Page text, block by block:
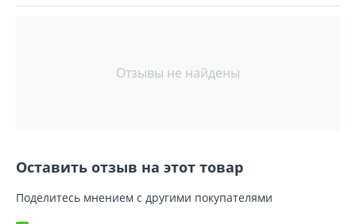
Отзывы не найдены
Оставить отзыв на этот товар
Поделитесь мнением с другими покупателями